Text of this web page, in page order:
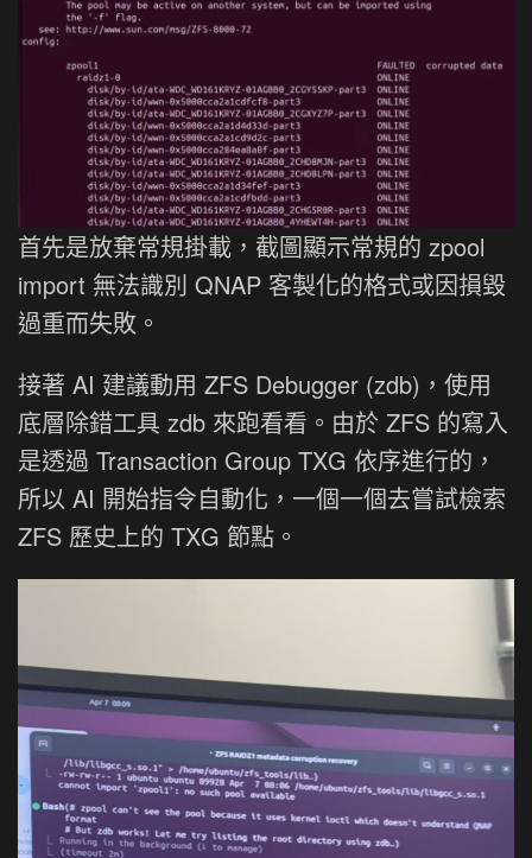
首先是放棄常規掛載，截圖顯示常規的 zpool
import 無法識別 QNAP 客製化的格式或因損毀
過重而失敗。
接著 AI 建議動用 ZFS Debugger (zdb)，使用
底層除錯工具 zdb 來跑看看。由於 ZFS 的寫入
是透過 Transaction Group TXG 依序進行的，
所以 AI 開始指令自動化，一個一個去嘗試檢索
ZFS 歷史上的 TXG 節點。